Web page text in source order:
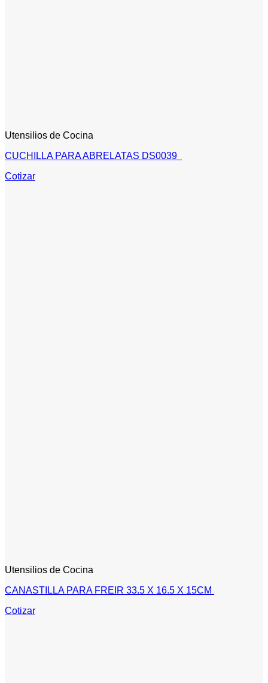
Utensilios de Cocina
CUCHILLA PARA ABRELATAS DS0039
Cotizar
Utensilios de Cocina
CANASTILLA PARA FREIR 33.5 X 16.5 X 15CM
Cotizar